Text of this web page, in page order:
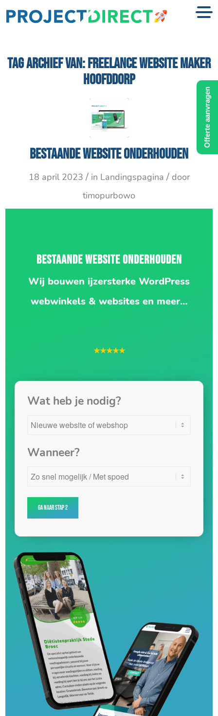
TAG ARCHIEF VAN:FREELANCE WEBSITE MAKER
HOOFDDORP
Bestaande website onderhouden
18 april 2023 / in Landingspagina / door
timopurbowo
BESTAANDE WEBSITE ONDERHOUDEN
Wij bouwen ijzersterke WordPress
webwinkels & websites en meer…
★★★★★
Wat heb je nodig?
Wanneer?
Offerte aanvragen